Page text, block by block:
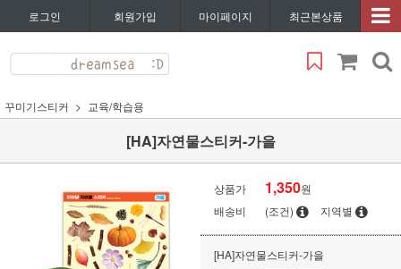
로그인 회원가입 마이페이지 최근본상품
꾸미기스티커 교육/학습용
[HA]자연물스티커-가을
상품가 1,350원
배송비
(조건) 지역별
[HA]자연물스티커-가을